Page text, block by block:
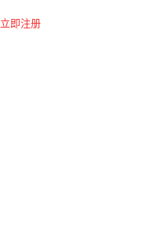
网站导航
立即注册